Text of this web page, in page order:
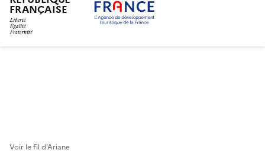
FRANÇAISE
Voir le fil d’Ariane